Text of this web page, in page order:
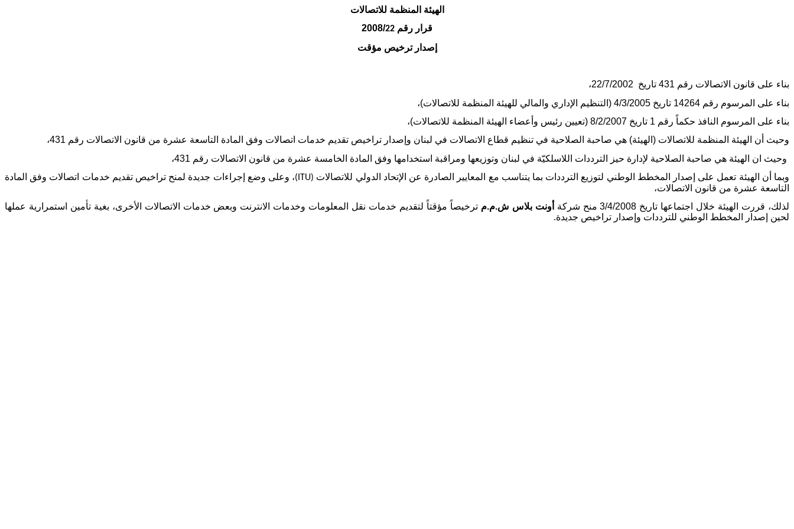
الهيئة المنظمة للاتصالات
قرار رقم 22
/2008
إصدار ترخيص مؤقت
بناء على قانون الاتصالات رقم 431 تاريخ
22/7/2002،
بناء على المرسوم رقم 14264 تاريخ 4/3/2005 (التنظيم الإداري والمالي للهيئة المنظمة للاتصالات)،
بناء على المرسوم النافذ حكماً رقم 1 تاريخ 8/2/2007 (تعيين رئيس وأعضاء الهيئة المنظمة للاتصالات)،
وحيث أن الهيئة المنظمة للاتصالات (الهيئة) هي صاحبة الصلاحية في تنظيم قطاع الاتصالات في لبنان وإصدار تراخيص تقديم خدمات اتصالات وفق المادة التاسعة عشرة من قانون الاتصالات رقم 431،
وحيث ان الهيئة هي صاحبة الصلاحية لإدارة حيز الترددات اللاسلكيّة في لبنان وتوزيعها ومراقبة استخدامها وفق المادة الخامسة عشرة من قانون الاتصالات رقم 431،
وبما أن الهيئة تعمل على إصدار المخطط الوطني لتوزيع الترددات بما يتناسب مع المعايير الصادرة عن الإتحاد الدولي للاتصالات (ITU)، وعلى وضع إجراءات جديدة لمنح تراخيص تقديم خدمات اتصالات وفق المادة
التاسعة عشرة من قانون الاتصالات،
لذلك، قررت الهيئة خلال اجتماعها تاريخ 3/4/2008 منح
شركة أونتبلاس ش.م.م ترخيصاً مؤقتاً لتقديم خدمات نقل المعلومات وخدمات الانترنت وبعض خدمات الاتصالات الأخرى، بغية تأمين استمرارية عملها
لحين إصدار المخطط الوطني للترددات وإصدار تراخيص جديدة.